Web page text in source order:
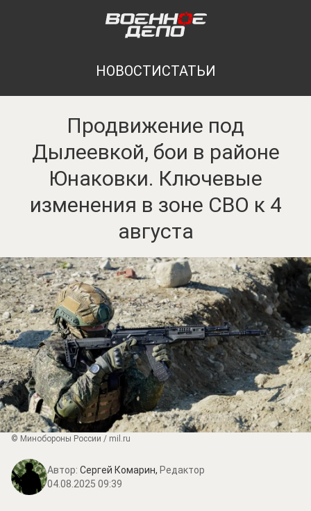
НОВОСТИСТАТЬИ
Продвижение под
Дылеевкой, бои в районе
Юнаковки. Ключевые
изменения в зоне СВО к 4
августа
© Минобороны России / mil.ru
Автор: Сергей Комарин, Редактор
04.08.2025 09:39